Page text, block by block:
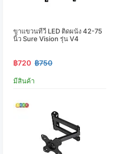
ขาแขวนทีวี LED ติดผนัง 42-75
นิ้ว Sure Vision รุ่น V4
฿720 ฿750
มีสินค้า